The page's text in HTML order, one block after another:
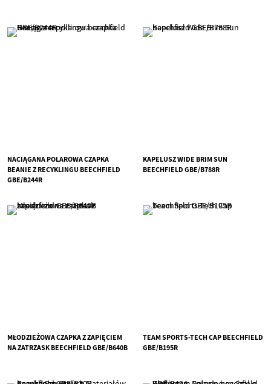
NACIĄGANA POLAROWA CZAPKA
BEANIE Z RECYKLINGU BEECHFIELD
GBE/B244R
KAPELUSZ WIDE BRIM SUN
BEECHFIELD GBE/B788R
MŁODZIEŻOWA CZAPKA Z ZAPIĘCIEM
NA ZATRZASK BEECHFIELD GBE/B640B
TEAM SPORTS-TECH CAP BEECHFIELD
GBE/B195R